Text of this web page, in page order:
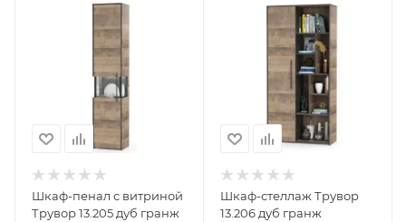
Шкаф-пенал с витриной
Трувор 13.205 дуб гранж
Шкаф-стеллаж Трувор
13.206 дуб гранж